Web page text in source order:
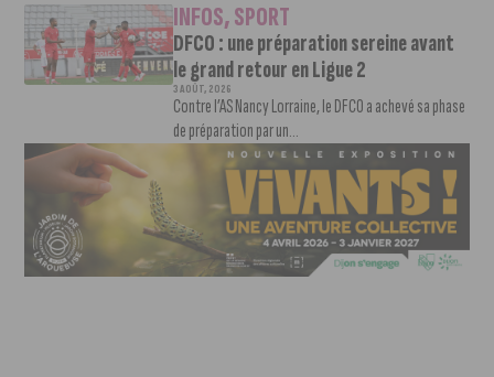
INFOS,SPORT
DFCO : une préparation sereine avant
le grand retour en Ligue 2
3 AOÛT, 2026
Contre l’AS Nancy Lorraine, le DFCO a achevé sa phase
de préparation par un...